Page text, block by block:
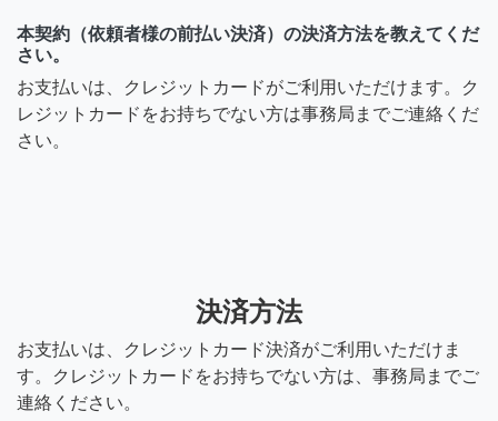
本契約（依頼者様の前払い決済）の決済方法を教えてくだ
さい。
お支払いは、クレジットカードがご利用いただけます。ク
レジットカードをお持ちでない方は事務局までご連絡くだ
さい。
決済方法
お支払いは、クレジットカード決済がご利用いただけま
す。クレジットカードをお持ちでない方は、事務局までご
連絡ください。